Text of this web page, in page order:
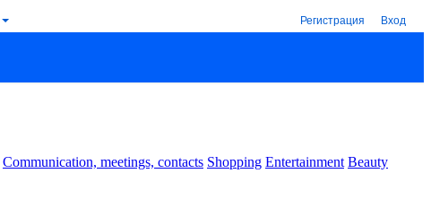
Регистрация Вход
Communication, meetings, contacts Shopping Entertainment Beauty